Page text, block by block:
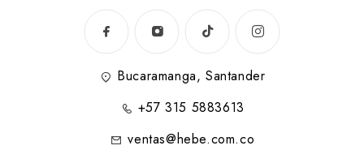
Bucaramanga, Santander
+57 315 5883613
ventas@hebe.com.co